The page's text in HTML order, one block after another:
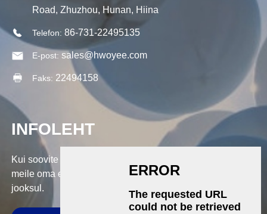
Road, Zhuzhou, Hunan, Hiina
Telefon: 86-731-22495135
E-post: sales@hwoyee.com
Faks: 22494158
INFOLEHT
Kui soovite küsida meie toodete või hinnakirja kohta, jätke
meile oma e-kiri ja me võtame teiega ühendust 24 tunni
jooksul.